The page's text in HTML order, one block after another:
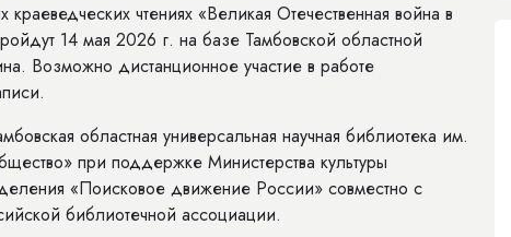
чтениях «Великая Отечественная война в
14 мая 2026 г. на базе Тамбовской областной
Возможно дистанционное участие в работе
областная универсальная научная библиотека им.
при поддержке Министерства культуры
«Поисковое движение России» совместно с
библиотечной ассоциации.